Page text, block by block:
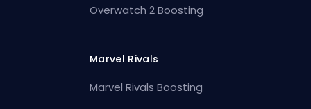
Overwatch 2 Boosting
Marvel Rivals
Marvel Rivals Boosting